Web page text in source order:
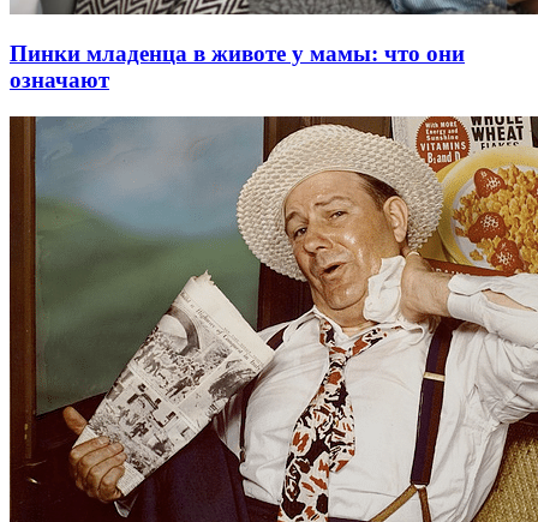
Пинки младенца в животе у мамы: что они
означают